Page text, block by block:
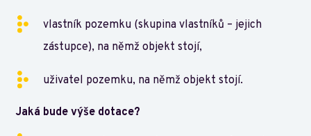
vlastník pozemku (skupina vlastníků – jejich
zástupce), na němž objekt stojí,
uživatel pozemku, na němž objekt stojí.
Jaká bude výše dotace?